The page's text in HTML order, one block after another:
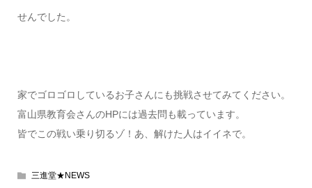
せんでした。
家でゴロゴロしているお子さんにも挑戦させてみてください。
富山県教育会さんのHPには過去問も載っています。
皆でこの戦い乗り切るゾ！あ、解けた人はイイネで。
三進堂★NEWS